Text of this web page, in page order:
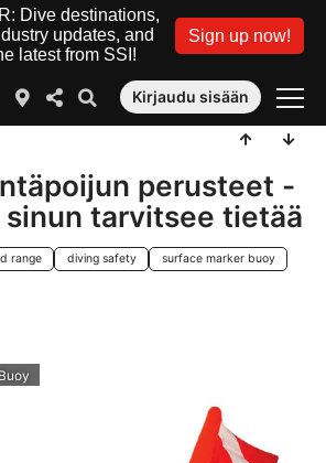
Dive destinations,
updates, and
latest from SSI!
Sign up now!
Kirjaudu sisään
perusteet -
tarvitsee tietää
range diving safety surface marker buoy